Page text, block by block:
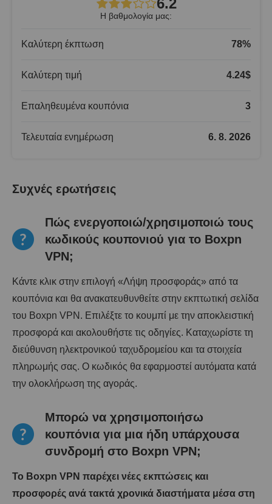
6.2
Η βαθμολογία μας:
Καλύτερη έκπτωση 78%
Καλύτερη τιμή 4.24$
Επαληθευμένα κουπόνια 3
Τελευταία ενημέρωση 6. 8. 2026
Συχνές ερωτήσεις
Πώς ενεργοποιώ/χρησιμοποιώ τους
κωδικούς κουπονιού για το Boxpn
VPN;
Κάντε κλικ στην επιλογή «Λήψη προσφοράς» από τα
κουπόνια και θα ανακατευθυνθείτε στην εκπτωτική σελίδα
του Boxpn VPN. Επιλέξτε το κουμπί με την αποκλειστική
προσφορά και ακολουθήστε τις οδηγίες. Καταχωρίστε τη
διεύθυνση ηλεκτρονικού ταχυδρομείου και τα στοιχεία
πληρωμής σας. Ο κωδικός θα εφαρμοστεί αυτόματα κατά
την ολοκλήρωση της αγοράς.
Μπορώ να χρησιμοποιήσω
κουπόνια για μια ήδη υπάρχουσα
συνδρομή στο Boxpn VPN;
Το Boxpn VPN παρέχει νέες εκπτώσεις και
προσφορές ανά τακτά χρονικά διαστήματα μέσα στη